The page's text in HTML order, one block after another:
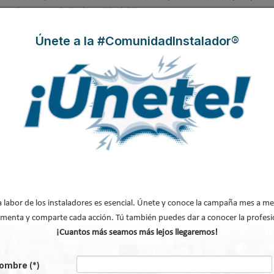
proceso de implantación del sistema.
apoyo al sistema de Certificación y posee los derechos de la marca en
certificación ENplus® en España. Para más información sobre el proceso
los fabricantes o distribuidores certificados en www.pelletenplus.es
Modificado por última vez enLunes, 26 Abril
toneladas en 2026, pero no cubre la demanda
para hablar de biometano
en la gestión del paisaje
Únete a la #ComunidadInstalador®
labor de los instaladores es esencial. Únete y conoce la campaña mes a
y comparte cada acción. Tú también puedes dar a conocer la
¡Cuantos más seamos más lejos llegaremos!
(*)